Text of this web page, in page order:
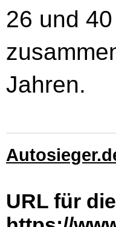
26 und
Jahren.
URL für